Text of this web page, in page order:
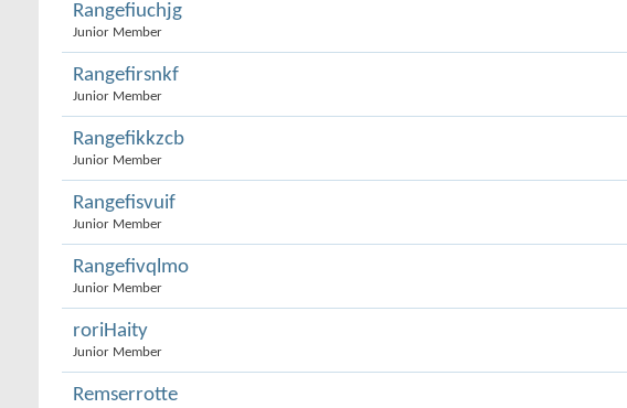
Rangefiuchjg
Junior Member
Rangefirsnkf
Junior Member
Rangefikkzcb
Junior Member
Rangefisvuif
Junior Member
Rangefivqlmo
Junior Member
roriHaity
Junior Member
Remserrotte